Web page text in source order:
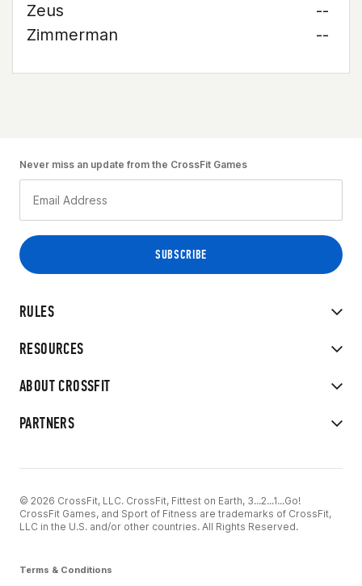
Zeus
--
Zimmerman
--
RULES
RESOURCES
ABOUT CROSSFIT
PARTNERS
Never miss an update from the CrossFit Games
© 2026 CrossFit, LLC. CrossFit, Fittest on Earth, 3...2...1...Go!
CrossFit Games, and Sport of Fitness are trademarks of CrossFit,
LLC in the U.S. and/or other countries. All Rights Reserved.
Terms & Conditions